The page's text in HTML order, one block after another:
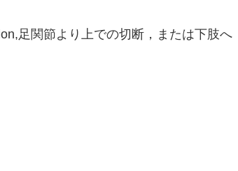
足関節より上での切断，または下肢へ